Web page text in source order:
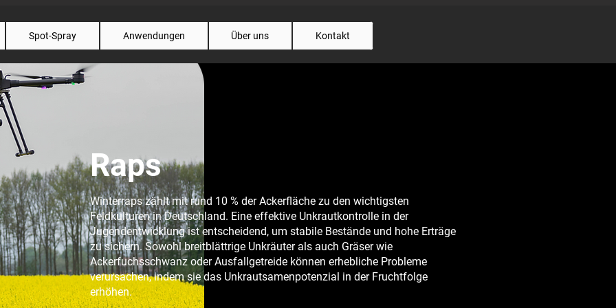
Spot-Spray Anwendungen Über uns Kontakt
Raps
Winterraps zählt mit rund 10 % der Ackerfläche zu den wichtigsten
Feldkulturen in Deutschland. Eine effektive Unkrautkontrolle in der
Jugendentwicklung ist entscheidend, um stabile Bestände und hohe Erträge
zu sichern. Sowohl breitblättrige Unkräuter als auch Gräser wie
Ackerfuchsschwanz oder Ausfallgetreide können erhebliche Probleme
verursachen, indem sie das Unkrautsamenpotenzial in der Fruchtfolge
erhöhen.